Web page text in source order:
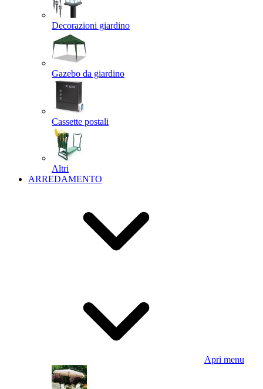
Decorazioni giardino
Gazebo da giardino
Cassette postali
Altri
ARREDAMENTO
Apri menu